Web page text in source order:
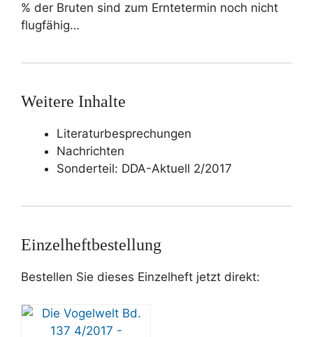
% der Bruten sind zum Erntetermin noch nicht
flugfähig…
Weitere Inhalte
Literaturbesprechungen
Nachrichten
Sonderteil: DDA-Aktuell 2/2017
Einzelheftbestellung
Bestellen Sie dieses Einzelheft jetzt direkt: